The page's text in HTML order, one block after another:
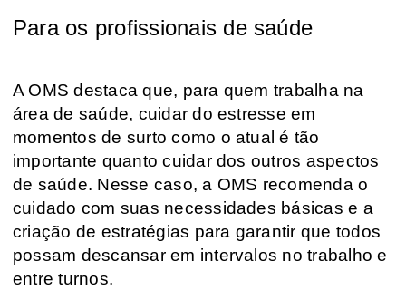
Para os profissionais de saúde
A OMS destaca que, para quem trabalha na
área de saúde, cuidar do estresse em
momentos de surto como o atual é tão
importante quanto cuidar dos outros aspectos
de saúde. Nesse caso, a OMS recomenda o
cuidado com suas necessidades básicas e a
criação de estratégias para garantir que todos
possam descansar em intervalos no trabalho e
entre turnos.